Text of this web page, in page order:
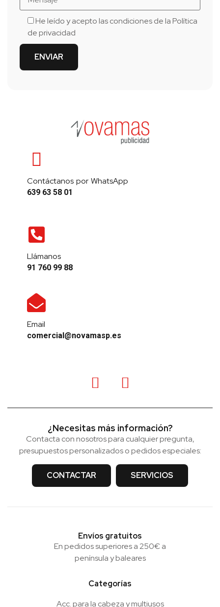
He leído y acepto las condiciones de laPolítica
de privacidad
Contáctanos por WhatsApp
639 63 58 01
Llámanos
91 760 99 88
Email
comercial@novamasp.es
¿Necesitas más información?
Contacta con nosotros para cualquier pregunta,
presupuestos personalizados o pedidos especiales:
CONTACTAR SERVICIOS
Envíos gratuitos
En pedidos superiores a 250€ a
península y baleares
Categorías
Acc. para la cabeza y multiusos